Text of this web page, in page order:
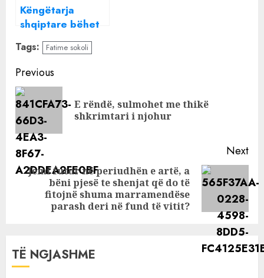
Këngëtarja
shqiptare bëhet
nënë për herë të
parë
Tags: Fatime sokoli
Continue
Reading
Previous
E rëndë, sulmohet me thikë
shkrimtari i njohur
Next
Jemi futur në periudhën e artë, a
bëni pjesë te shenjat që do të
fitojnë shuma marramendëse
parash deri në fund të vitit?
TË NGJASHME